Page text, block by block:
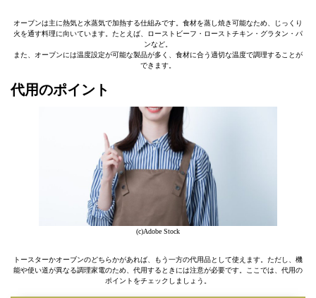
オーブンは主に熱気と水蒸気で加熱する仕組みです。食材を蒸し焼き可能なため、じっくり
火を通す料理に向いています。たとえば、ローストビーフ・ローストチキン・グラタン・パ
ンなど。
また、オーブンには温度設定が可能な製品が多く、食材に合う適切な温度で調理することが
できます。
代用のポイント
(c)Adobe Stock
トースターかオーブンのどちらかがあれば、もう一方の代用品として使えます。ただし、機
能や使い道が異なる調理家電のため、代用するときには注意が必要です。ここでは、代用の
ポイントをチェックしましょう。